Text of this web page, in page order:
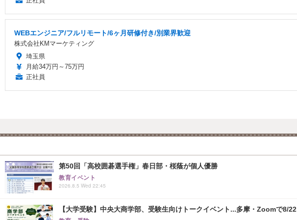
WEBエンジニア/フルリモート/6ヶ月研修付き/別業界歓迎
株式会社KMマーケティング
埼玉県
月給34万円～75万円
正社員
第50回「高校囲碁選手権」春日部・桜蔭が個人優勝
教育イベント
2026.8.5 Wed 22:45
【大学受験】中央大商学部、受験生向けトークイベント...多摩・Zoomで8/22